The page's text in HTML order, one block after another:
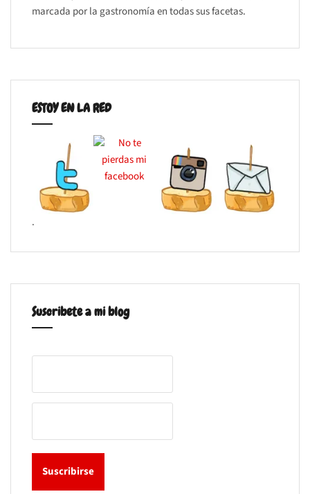
marcada por la gastronomía en todas sus facetas.
ESTOY EN LA RED
.
Suscribete a mi blog